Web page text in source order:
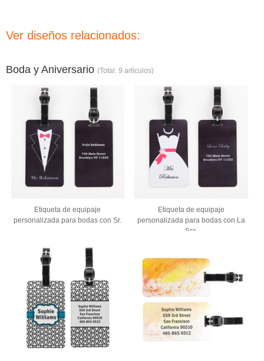
Ver diseños relacionados:
Boda y Aniversario (Total: 9 artículos)
Etiqueta de equipaje
personalizada para bodas con Sr.
Etiqueta de equipaje
personalizada para bodas con La
Sra.